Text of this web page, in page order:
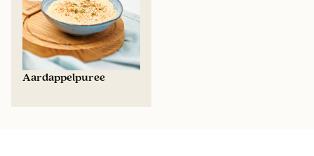
Aardappelpuree